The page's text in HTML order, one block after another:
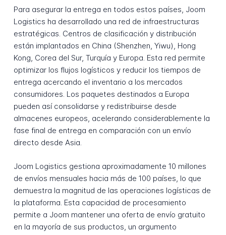
Para asegurar la entrega en todos estos países, Joom
Logistics ha desarrollado una red de infraestructuras
estratégicas. Centros de clasificación y distribución
están implantados en China (Shenzhen, Yiwu), Hong
Kong, Corea del Sur, Turquía y Europa. Esta red permite
optimizar los flujos logísticos y reducir los tiempos de
entrega acercando el inventario a los mercados
consumidores. Los paquetes destinados a Europa
pueden así consolidarse y redistribuirse desde
almacenes europeos, acelerando considerablemente la
fase final de entrega en comparación con un envío
directo desde Asia.
Joom Logistics gestiona aproximadamente 10 millones
de envíos mensuales hacia más de 100 países, lo que
demuestra la magnitud de las operaciones logísticas de
la plataforma. Esta capacidad de procesamiento
permite a Joom mantener una oferta de envío gratuito
en la mayoría de sus productos, un argumento